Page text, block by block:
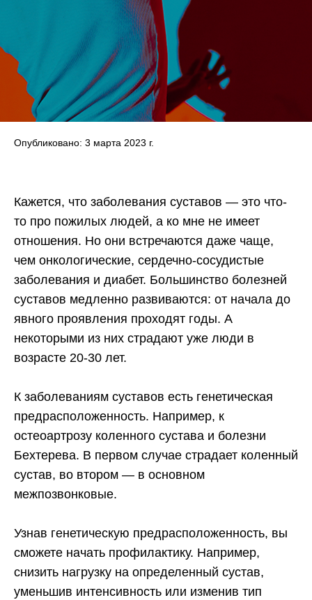
Опубликовано: 3 марта 2023 г.
Кажется, что заболевания суставов — это что-
то про пожилых людей, а ко мне не имеет
отношения. Но они встречаются даже чаще,
чем онкологические, сердечно-сосудистые
заболевания и диабет. Большинство болезней
суставов медленно развиваются: от начала до
явного проявления проходят годы. А
некоторыми из них страдают уже люди в
возрасте 20-30 лет.
К заболеваниям суставов есть генетическая
предрасположенность. Например, к
остеоартрозу коленного сустава и болезни
Бехтерева. В первом случае страдает коленный
сустав, во втором — в основном
межпозвонковые.
Узнав генетическую предрасположенность, вы
сможете начать профилактику. Например,
снизить нагрузку на определенный сустав,
уменьшив интенсивность или изменив тип